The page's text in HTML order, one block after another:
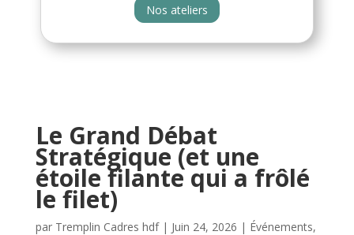
Nos ateliers
Le Grand Débat
Stratégique (et une
étoile filante qui a frôlé
le filet)
par Tremplin Cadres hdf| Juin 24, 2026 | Événements,